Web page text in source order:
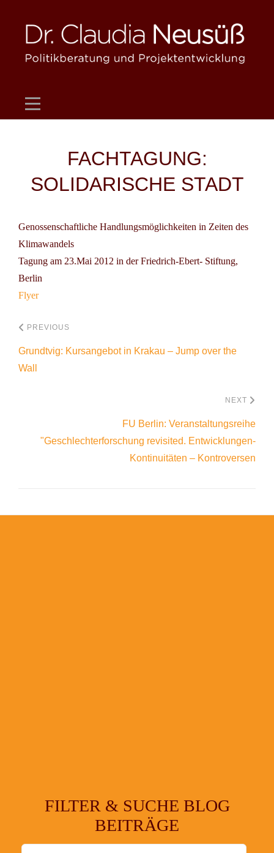
content
FACHTAGUNG:
SOLIDARISCHE STADT
Genossenschaftliche Handlungsmöglichkeiten in Zeiten des
Klimawandels
Tagung am 23.Mai 2012 in derFriedrich-Ebert- Stiftung,
Berlin
Flyer
Beitragsnavigation
PREVIOUS
Grundtvig: Kursangebot in Krakau – Jump over the
Wall
NEXT
FU Berlin: Veranstaltungsreihe
"Geschlechterforschung revisited. Entwicklungen-
Kontinuitäten – Kontroversen
FILTER & SUCHE BLOG
BEITRÄGE